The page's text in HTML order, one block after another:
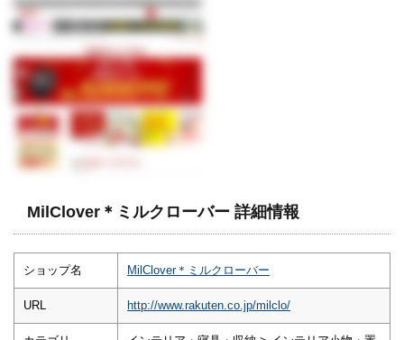
MilClover＊ミルクローバー 詳細情報
ショップ名 MilClover＊ミルクローバー
URL http://www.rakuten.co.jp/milclo/